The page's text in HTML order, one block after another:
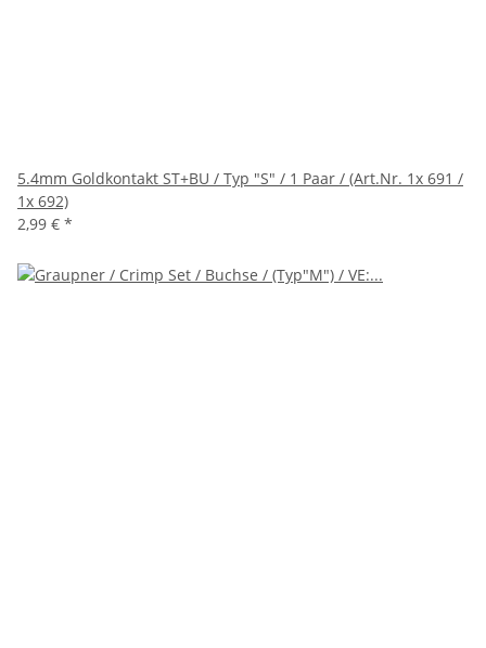
5.4mm Goldkontakt ST+BU / Typ "S" / 1 Paar / (Art.Nr. 1x 691 /
1x 692)
2,99 € *